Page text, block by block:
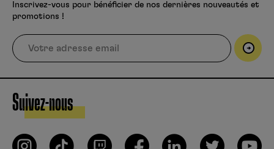
Inscrivez-vous pour bénéficier de nos dernières nouveautés et
promotions !
Suivez-nous